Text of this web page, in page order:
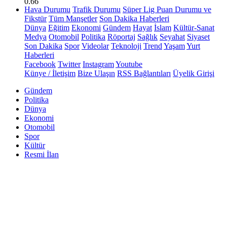
Hava Durumu Trafik Durumu Süper Lig Puan Durumu ve
Fikstür Tüm Manşetler Son Dakika Haberleri
Dünya Eğitim Ekonomi Gündem Hayat İslam Kültür-Sanat
Medya Otomobil Politika Röportaj Sağlık Seyahat Siyaset
Son Dakika Spor Videolar Teknoloji Trend YaşamYurt
Haberleri
Facebook Twitter InstagramYoutube
Künye / İletişim Bize Ulaşın RSS Bağlantıları Üyelik Girişi
Gündem
Politika
Dünya
Ekonomi
Otomobil
Spor
Kültür
Resmi İlan